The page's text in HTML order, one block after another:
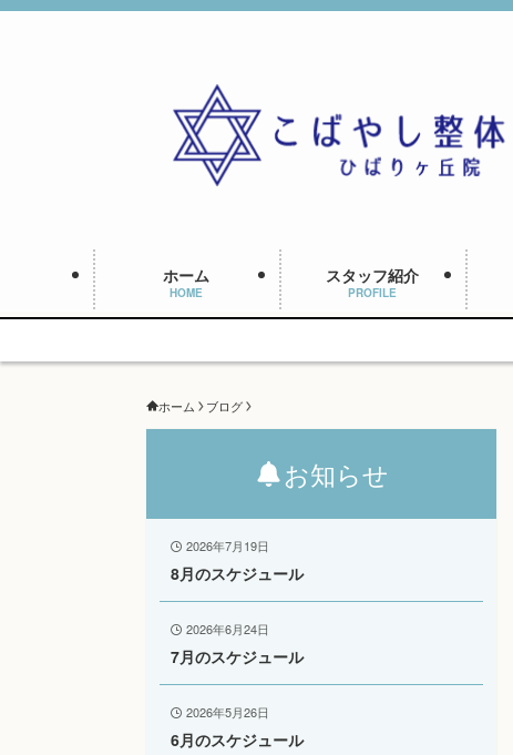
ホーム
HOME
スタッフ紹介
PROFILE
ホーム ブログ
お知らせ
2026年7月19日
8月のスケジュール
2026年6月24日
7月のスケジュール
2026年5月26日
6月のスケジュール